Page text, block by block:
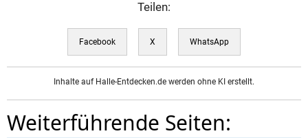
Teilen:
Facebook X WhatsApp
Inhalte auf Halle-Entdecken.de werden ohne KI erstellt.
Weiterführende Seiten: